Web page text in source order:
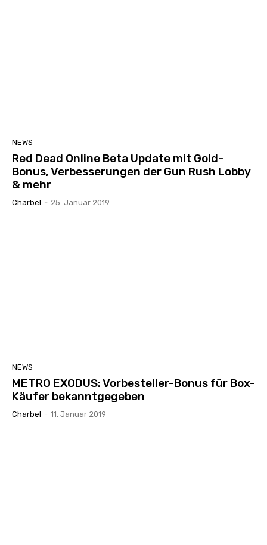
NEWS
Red Dead Online Beta Update mit Gold-
Bonus, Verbesserungen der Gun Rush Lobby
& mehr
Charbel - 25. Januar 2019
NEWS
METRO EXODUS: Vorbesteller-Bonus für Box-
Käufer bekanntgegeben
Charbel - 11. Januar 2019